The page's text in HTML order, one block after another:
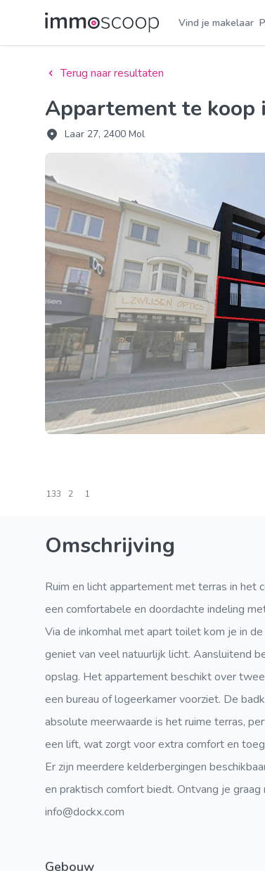
Vind je makelaar
Terug naar resultaten
Appartement te
Laar 27, 2400 Mol
133 2 1
Omschrijving
Ruim en licht appartement met terras in
een comfortabele en doordachte indeling
Via de inkomhal met apart toilet kom je in
geniet van veel natuurlijk licht. Aansluitend
opslag. Het appartement beschikt over
een bureau of logeerkamer voorziet. De
absolute meerwaarde is het ruime terras,
een lift, wat zorgt voor extra comfort en
Er zijn meerdere kelderbergingen
en praktisch comfort biedt. Ontvang je
info@dockx.com
Gebouw